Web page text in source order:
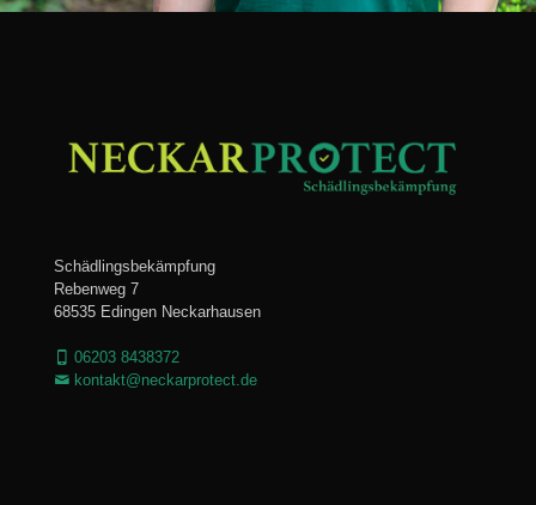
Schädlingsbekämpfung
Rebenweg 7
68535 Edingen Neckarhausen
06203 8438372
kontakt@neckarprotect.de